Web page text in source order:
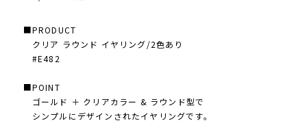
■PRODUCT
クリア ラウンド イヤリング/2色あり
#E482
■POINT
ゴールド ＋ クリアカラー & ラウンド型で
シンプルにデザインされたイヤリングです。